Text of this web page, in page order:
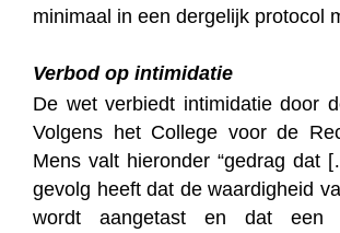
minimaal in een dergelijk protocol
Verbod op intimidatie
De wet verbiedt intimidatie door
Volgens het College voor de
Mens valt hieronder “gedrag dat
gevolg heeft dat de waardigheid
wordt aangetast en dat een